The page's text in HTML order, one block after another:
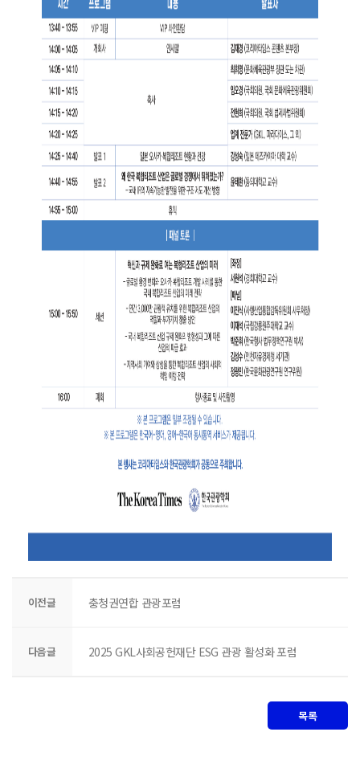
이전글 충청권연합 관광포럼
다음글 2025 GKL사회공헌재단 ESG 관광 활성화 포럼
목록